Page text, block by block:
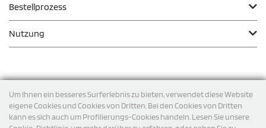
Um Ihnen ein besseres Surferlebnis zu bieten, verwendet diese Website
eigene Cookies und Cookies von Dritten. Bei den Cookies von Dritten
kann es sich auch um Profilierungs-Cookies handeln. Lesen Sie unsere
Bestellprozess
Nutzung